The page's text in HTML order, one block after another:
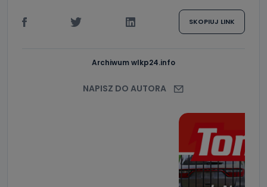
SKOPIUJ LINK
Archiwum wlkp24.info
NAPISZ DO AUTORA